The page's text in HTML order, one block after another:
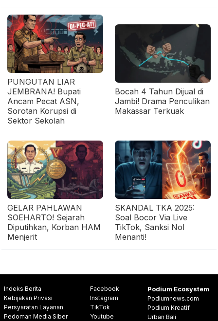
PUNGUTAN LIAR
JEMBRANA! Bupati
Ancam Pecat ASN,
Sorotan Korupsi di
Sektor Sekolah
Bocah 4 Tahun Dijual di
Jambi! Drama Penculikan
Makassar Terkuak
GELAR PAHLAWAN
SOEHARTO! Sejarah
Diputihkan, Korban HAM
Menjerit
SKANDAL TKA 2025:
Soal Bocor Via Live
TikTok, Sanksi Nol
Menanti!
Indeks Berita
Kebijakan Privasi
Persyaratan Layanan
Pedoman Media Siber
Facebook
Instagram
TikTok
Youtube
Podium Ecosystem
Podiumnews.com
Podium Kreatif
Urban Bali